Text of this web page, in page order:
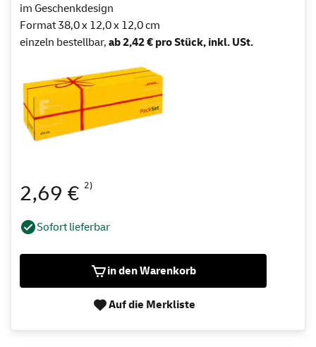
im Geschenkdesign
Format 38,0 x 12,0 x 12,0 cm
einzeln bestellbar, ab 2,42 € pro Stück, inkl. USt.
2,69 € 2)
Sofort lieferbar
in den Warenkorb
Auf die Merkliste